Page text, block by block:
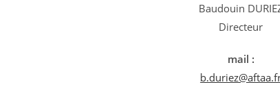
Baudouin
Directeur
mail :